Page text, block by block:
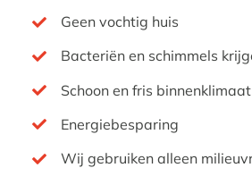
Geen vochtig huis
Bacteriën en schimmels
Schoon en fris binnenklimaat
Energiebesparing
Wij gebruiken alleen